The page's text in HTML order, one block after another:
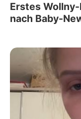
Erstes
nach Baby-